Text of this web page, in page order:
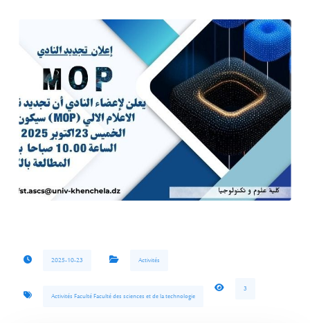
2025-10-23 Activités
Activités Faculté Faculté des sciences et de la technologie
3